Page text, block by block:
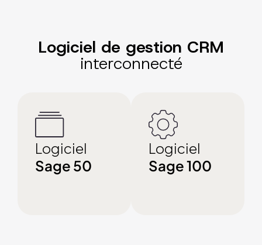
Logiciel de gestion CRM
interconnecté
Logiciel
Sage 50
Logiciel
Sage 100